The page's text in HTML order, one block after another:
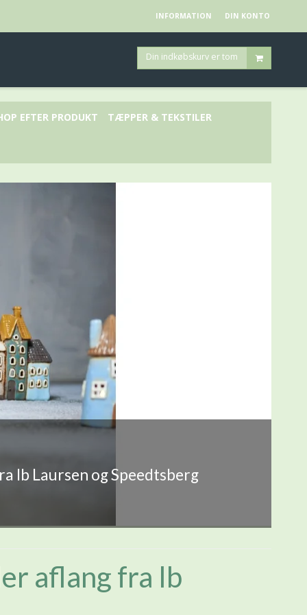
INFORMATION DIN KONTO
Din indkøbskurv er tom
EFTER PRODUKT TÆPPER & TEKSTILER
Ib Laursen og Speedtsberg
aflang fra Ib